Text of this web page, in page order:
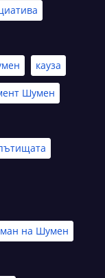
кауза
Шумен
на Шумен